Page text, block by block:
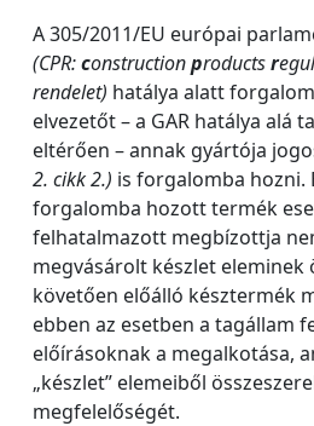
A 305/2011/EU európai
(CPR:constructionproductsr
rendelet) hatálya alatt
elvezetőt – a GAR hatálya alá
eltérően – annak gyártója
2. cikk 2.) is forgalomba hozni.
forgalomba hozott termék
felhatalmazott megbízottja
megvásárolt készlet eleminek
követően előálló késztermék
ebben az esetben a tagállam
előírásoknak a megalkotása,
„készlet” elemeiből
megfelelőségét.